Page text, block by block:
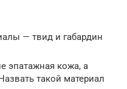
— твид и габардин
эпатажная кожа, а
такой материал